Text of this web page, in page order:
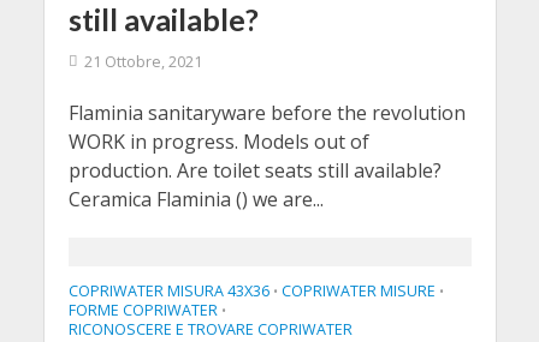
still available?
21 Ottobre, 2021
Flaminia sanitaryware before the revolution
WORK in progress. Models out of
production. Are toilet seats still available?
Ceramica Flaminia () we are...
COPRIWATER MISURA 43X36 • COPRIWATER MISURE •
FORME COPRIWATER •
RICONOSCERE E TROVARE COPRIWATER